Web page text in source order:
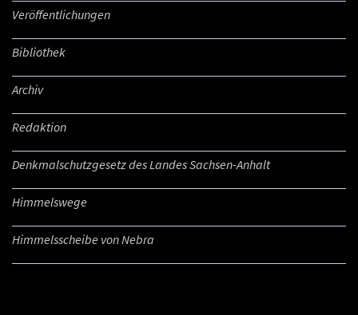
Veröffentlichungen
Bibliothek
Archiv
Redaktion
Denkmalschutzgesetz des Landes Sachsen-Anhalt
Himmelswege
Himmelsscheibe von Nebra